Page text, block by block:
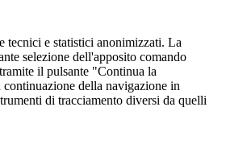
tecnici e statistici anonimizzati. La
selezione dell'apposito comando
il pulsante "Continua la
della navigazione in
di tracciamento diversi da quelli